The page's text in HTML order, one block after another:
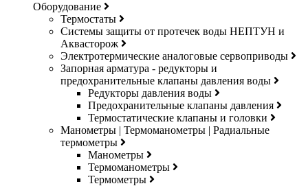
Оборудование
Термостаты
Системы защиты от протечек воды НЕПТУН и
Аквасторож
Электротермические аналоговые сервоприводы
Запорная арматура - редукторы и
предохранительные клапаны давления воды
Редукторы давления воды
Предохранительные клапаны давления
Термостатические клапаны и головки
Манометры | Термоманометры | Радиальные
термометры
Манометры
Термоманометры
Термометры